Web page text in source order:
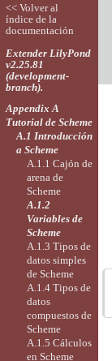
<< Volver al
índice de la
documentación
Extender LilyPond
v2.25.81
(development-
branch).
Appendix A
Tutorial de Scheme
A.1 Introducción
a Scheme
A.1.1 Cajón de
arena de
Scheme
A.1.2
Variables de
Scheme
A.1.3 Tipos de
datos simples
de Scheme
A.1.4 Tipos de
datos
compuestos de
Scheme
A.1.5 Cálculos
en Scheme